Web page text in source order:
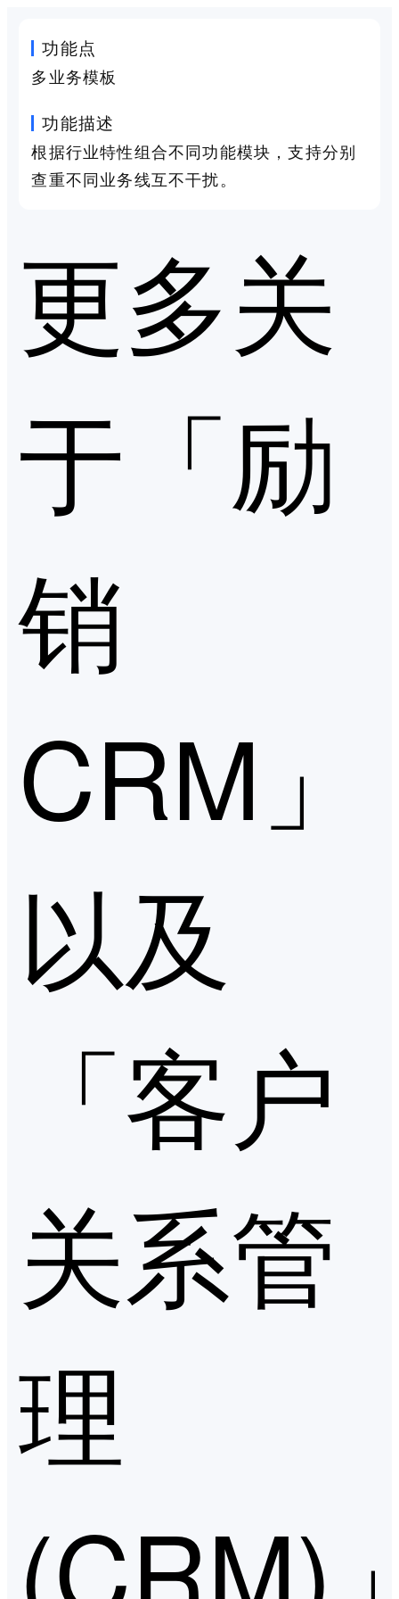
功能点
多业务模板
功能描述
根据行业特性组合不同功能模块，支持分别
查重不同业务线互不干扰。
更多关
于「励
销
CRM」
以及
「客户
关系管
理
(CRM)